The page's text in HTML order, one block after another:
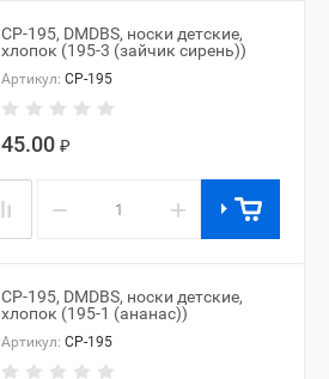
CP-195, DMDBS, носки детские,
хлопок (195-3 (зайчик сирень))
Артикул: CP-195
45.00 ₽
− +
CP-195, DMDBS, носки детские,
хлопок (195-1 (ананас))
Артикул: CP-195